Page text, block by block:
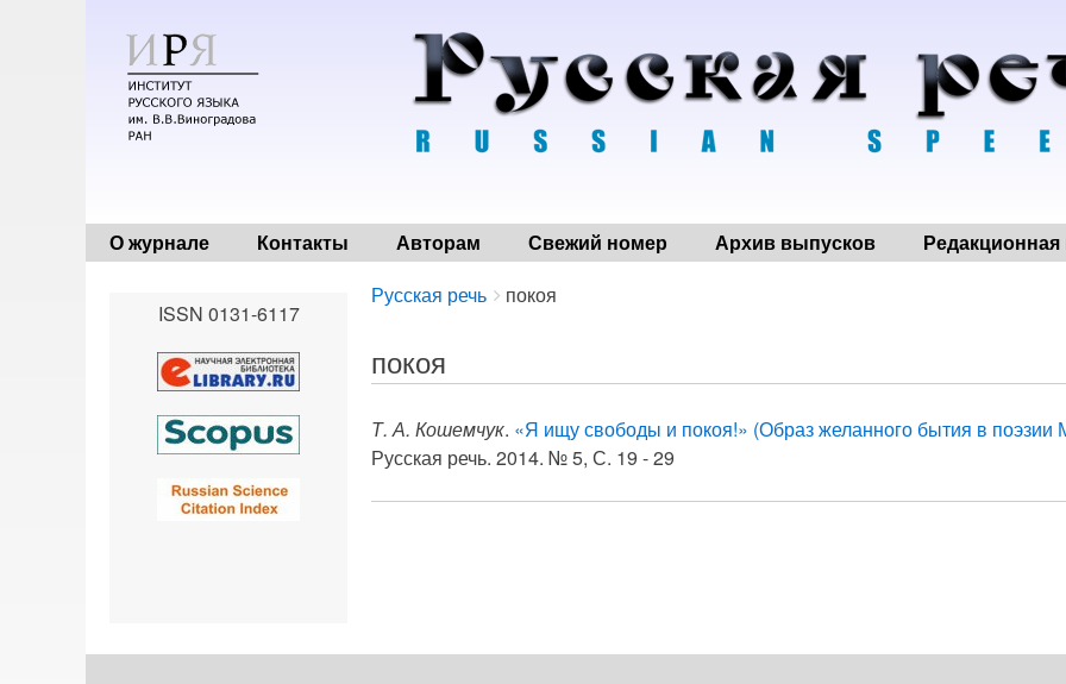
О журнале Контакты Авторам Свежий номер Архив выпусков Редакционная
Breadcrumbs
You
here:
Русская речь покоя
покоя
Т. А. Кошемчук. «Я ищу свободы и покоя!» (Образ желанного бытия в
Русская речь. 2014. № 5, С. 19 - 29
ISSN 0131-6117